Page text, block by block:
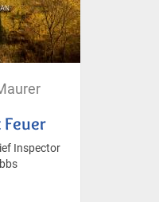
Inspector